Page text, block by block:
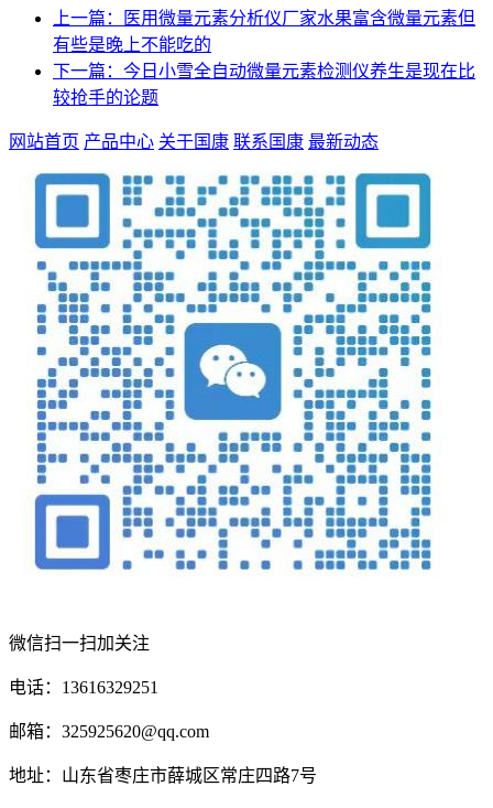
上一篇：医用微量元素分析仪厂家水果富含微量元素但
有些是晚上不能吃的
下一篇：今日小雪全自动微量元素检测仪养生是现在比
较抢手的论题
网站首页 产品中心 关于国康 联系国康 最新动态
微信扫一扫加关注
电话：13616329251
邮箱：325925620@qq.com
地址：山东省枣庄市薛城区常庄四路7号